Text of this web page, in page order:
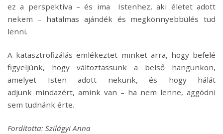
ez a perspektíva – és ima Istenhez, aki életet adott
nekem – hatalmas ajándék és megkönnyebbülés tud
lenni.
A katasztrofizálás emlékeztet minket arra, hogy befelé
figyeljünk, hogy változtassunk a belső hangunkon,
amelyet Isten adott nekünk, és hogy hálát
adjunk mindazért, amink van – ha nem lenne, aggódni
sem tudnánk érte.
Fordította: Szilágyi Anna